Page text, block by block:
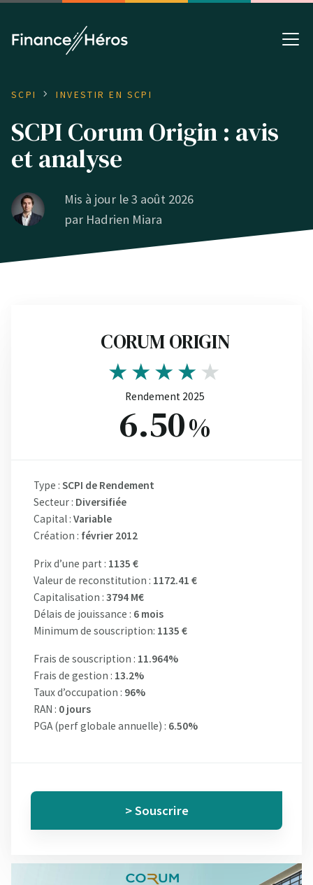
SCPI INVESTIR EN SCPI
SCPI Corum Origin : avis
et analyse
Mis à jour le 3 août 2026
par Hadrien Miara
CORUM ORIGIN
Rendement 2025
6.50%
Type : SCPI de Rendement
Secteur : Diversifiée
Capital : Variable
Création : février 2012
Prix d’une part : 1135 €
Valeur de reconstitution : 1172.41 €
Capitalisation : 3794 M€
Délais de jouissance : 6 mois
Minimum de souscription: 1135 €
Frais de souscription : 11.964%
Frais de gestion : 13.2%
Taux d’occupation : 96%
RAN : 0 jours
PGA (perf globale annuelle) : 6.50%
> Souscrire